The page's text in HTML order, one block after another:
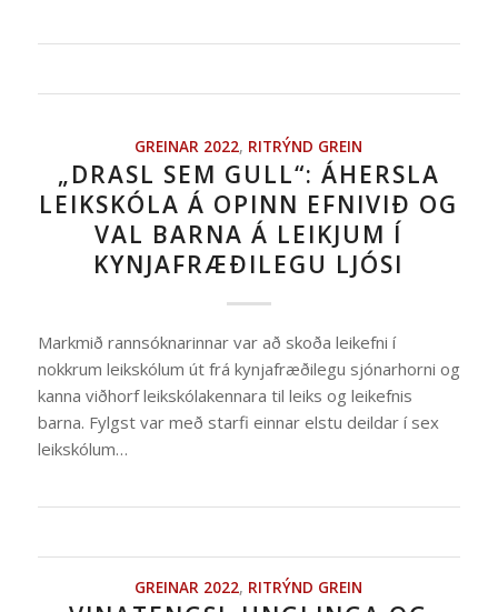
GREINAR 2022, RITRÝND GREIN
„DRASL SEM GULL“: ÁHERSLA
LEIKSKÓLA Á OPINN EFNIVIÐ OG
VAL BARNA Á LEIKJUM Í
KYNJAFRÆÐILEGU LJÓSI
Markmið rannsóknarinnar var að skoða leikefni í
nokkrum leikskólum út frá kynjafræðilegu sjónarhorni og
kanna viðhorf leikskólakennara til leiks og leikefnis
barna. Fylgst var með starfi einnar elstu deildar í sex
leikskólum…
GREINAR 2022, RITRÝND GREIN